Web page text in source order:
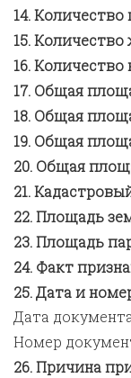
Общая
Общая
Общая
Общая
Площадь
Площадь
Факт
Дата и
Дата документа
Номер
Причина